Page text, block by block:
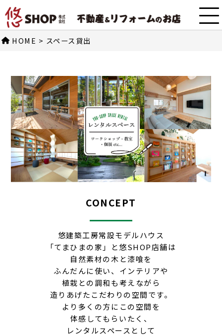
HOME > スペース貸出
CONCEPT
悠建築工房常設モデルハウス
「てまひまの家」と悠SHOP店舗は
自然素材の木と漆喰を
ふんだんに使い、インテリアや
植栽との調和も考えながら
造りあげたこだわりの空間です。
より多くの方にこの空間を
体感してもらいたく、
レンタルスペースとして